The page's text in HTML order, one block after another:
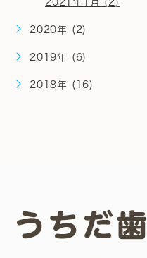
2020年 (2)
2019年 (6)
2018年 (16)